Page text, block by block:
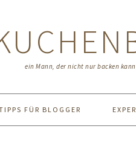
ein Mann, der nicht nur backen
FÜR BLOGGER